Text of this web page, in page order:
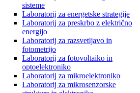
sisteme
Laboratorij za energetske strategije
Laboratorij za preskrbo z električno
energijo
Laboratorij za razsvetljavo in
fotometrijo
Laboratorij za fotovoltaiko in
optoelektroniko
Laboratorij za mikroelektroniko
Laboratorij za mikrosenzorske